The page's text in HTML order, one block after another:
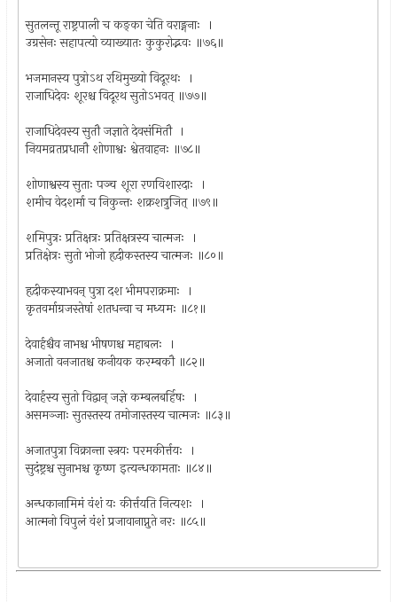
सुतलन्तू राष्ट्रपाली च कङ्का चेति वराङ्गनाः ।
उग्रसेनः सहापत्यो व्याख्यातः कुकुरोद्भवः ॥७६॥
भजमानस्य पुत्रोऽथ रथिमुख्यो विदूरथः ।
राजाधिदेवः शूरश्च विदूरथ सुतोऽभवत् ॥७७॥
राजाधिदेवस्य सुतौ जज्ञाते देवसंमितौ ।
नियमव्रतप्रधानौ शोणाश्वः श्वेतवाहनः ॥७८॥
शोणाश्वस्य सुताः पञ्च शूरा रणविशारदाः ।
शमीच वेदशर्मा च निकुन्तः शक्रशत्रुजित् ॥७९॥
शमिपुत्रः प्रतिक्षत्रः प्रतिक्षत्रस्य चात्मजः ।
प्रतिक्षेत्रः सुतो भोजो हृदीकस्तस्य चात्मजः ॥८०॥
हृदीकस्याभवन् पुत्रा दश भीमपराक्रमाः ।
कृतवर्माग्रजस्तेषां शतधन्वा च मध्यमः ॥८१॥
देवार्हश्चैव नाभश्च भीषणश्च महाबलः ।
अजातो वनजातश्च कनीयक करम्बकौ ॥८२॥
देवार्हस्य सुतो विद्वान् जज्ञे कम्बलबर्हिषः ।
असमञ्जाः सुतस्तस्य तमोजास्तस्य चात्मजः ॥८३॥
अजातपुत्रा विक्रान्ता स्त्रयः परमकीर्त्तयः ।
सुदंष्ट्रश्च सुनाभश्च कृष्ण इत्यन्धकामताः ॥८४॥
अन्धकानामिमं वंशं यः कीर्त्तयति नित्यशः ।
आत्मनो विपुलं वंशं प्रजावानाप्नुते नरः ॥८५॥